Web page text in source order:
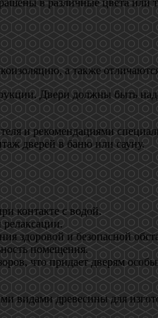
в различные цвета или
а также
Двери должны быть
и рекомендациями
дверей в баню или сауну.
контакте с водой.
релаксации.
здоровой и безопасной
помещения.
что придает дверям
видами древесины для